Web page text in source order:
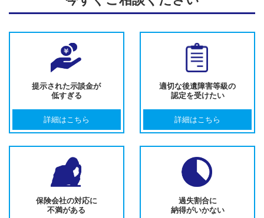
提示された示談金が
低すぎる
詳細はこちら
適切な後遺障害等級の
認定を受けたい
詳細はこちら
保険会社の対応に
不満がある
過失割合に
納得がいかない